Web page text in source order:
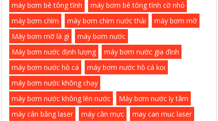
máy bơm bê tông tĩnh
máy bơm bê tông tĩnh cỡ nhỏ
máy bơm chìm
máy bơm chìm nước thải
máy bơm mỡ
Máy bơm mỡ là gì
máy bơm nước
Máy bơm nước định lượng
máy bơm nước gia đình
máy bơm nước hồ cá
máy bơm nước hồ cá koi
máy bơm nước không chạy
máy bơm nước không lên nước
Máy bơm nước ly tâm
máy cân bằng laser
máy cân mực
may can muc laser